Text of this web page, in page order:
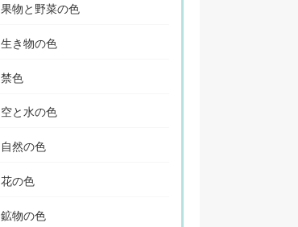
果物と野菜の色
生き物の色
禁色
空と水の色
自然の色
花の色
鉱物の色